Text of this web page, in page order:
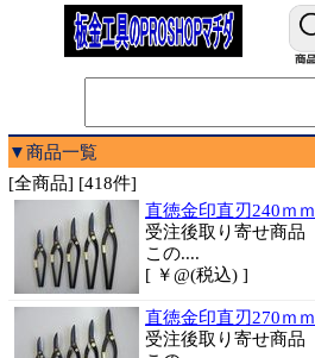
▼商品一覧
[全商品] [418件]
直徳金印直刃240ｍｍ
受注後取り寄せ商品
この....
[ ￥@(税込) ]
直徳金印直刃270ｍｍ
受注後取り寄せ商品